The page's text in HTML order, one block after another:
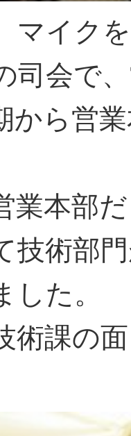
マイク
司会で
から営
業本部
技術部
した。
術課の